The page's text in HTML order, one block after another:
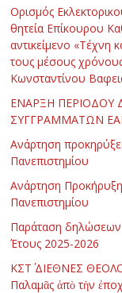
Ορισμός
θητεία Επίκουρου
αντικείμενο «Τέχνη
τους μέσους
Κωνσταντίνου
ΕΝΑΡΞΗ ΠΕΡΙΟΔΟΥ
ΣΥΓΓΡΑΜΜΑΤΩΝ
Ανάρτηση
Πανεπιστημίου
Ανάρτηση
Πανεπιστημίου
Παράταση
Έτους 2025-2026
ΚΣΤ΄ ΔΙΕΘΝΕΣ
Παλαμᾶς ἀπὸ τὴν